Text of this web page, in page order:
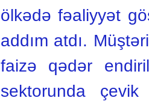
ölkədə fəaliyyət
addım atdı.
faizə qədər
sektorunda